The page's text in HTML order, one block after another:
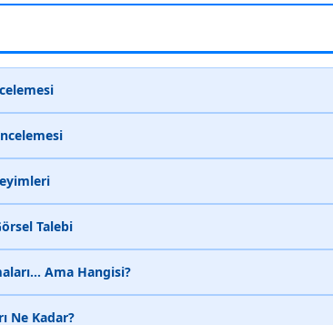
Talebi
Ama Hangisi?
Ne Kadar?